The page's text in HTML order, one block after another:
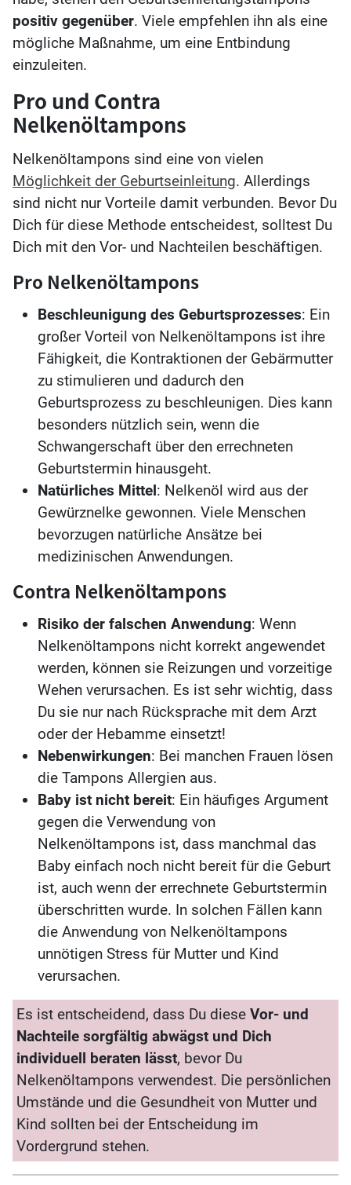
positiv gegenüber. Viele empfehlen ihn als eine
mögliche Maßnahme, um eine Entbindung
einzuleiten.
Pro und Contra
Nelkenöltampons
Nelkenöltampons sind eine von vielen
Möglichkeit der Geburtseinleitung. Allerdings
sind nicht nur Vorteile damit verbunden. Bevor Du
Dich für diese Methode entscheidest, solltest Du
Dich mit den Vor- und Nachteilen beschäftigen.
Pro Nelkenöltampons
Beschleunigung des Geburtsprozesses: Ein
großer Vorteil von Nelkenöltampons ist ihre
Fähigkeit, die Kontraktionen der Gebärmutter
zu stimulieren und dadurch den
Geburtsprozess zu beschleunigen. Dies kann
besonders nützlich sein, wenn die
Schwangerschaft über den errechneten
Geburtstermin hinausgeht.
Natürliches Mittel: Nelkenöl wird aus der
Gewürznelke gewonnen. Viele Menschen
bevorzugen natürliche Ansätze bei
medizinischen Anwendungen.
Contra Nelkenöltampons
Risiko der falschen Anwendung: Wenn
Nelkenöltampons nicht korrekt angewendet
werden, können sie Reizungen und vorzeitige
Wehen verursachen. Es ist sehr wichtig, dass
Du sie nur nach Rücksprache mit dem Arzt
oder der Hebamme einsetzt!
Nebenwirkungen: Bei manchen Frauen lösen
die Tampons Allergien aus.
Baby ist nicht bereit: Ein häufiges Argument
gegen die Verwendung von
Nelkenöltampons ist, dass manchmal das
Baby einfach noch nicht bereit für die Geburt
ist, auch wenn der errechnete Geburtstermin
überschritten wurde. In solchen Fällen kann
die Anwendung von Nelkenöltampons
unnötigen Stress für Mutter und Kind
verursachen.
Es ist entscheidend, dass Du diese Vor- und
Nachteile sorgfältig abwägst und Dich
individuell beraten lässt, bevor Du
Nelkenöltampons verwendest. Die persönlichen
Umstände und die Gesundheit von Mutter und
Kind sollten bei der Entscheidung im
Vordergrund stehen.